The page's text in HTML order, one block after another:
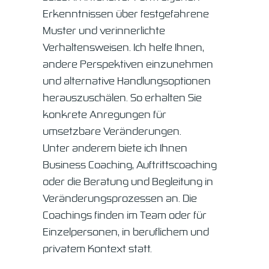
Kundenfeedback
Philosophie
Kontakt
FAQs
Erkenntnissen über festgefahrene
Muster und verinnerlichte
Verhaltensweisen. Ich helfe Ihnen,
andere Perspektiven einzunehmen
und alternative Handlungsoptionen
herauszuschälen. So erhalten Sie
konkrete Anregungen für
umsetzbare Veränderungen.
Unter anderem biete ich Ihnen
Business Coaching, Auftrittscoaching
oder die Beratung und Begleitung in
Veränderungsprozessen an. Die
Coachings finden im Team oder für
Einzelpersonen, in beruflichem und
privatem Kontext statt.